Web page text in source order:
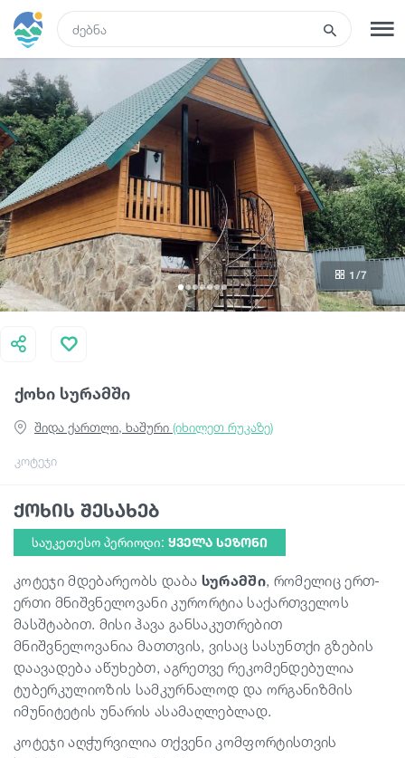
რეგისტრაცია შესვლა
რა ვნახოთ
ტურები
მარშრუტები
სასტუმროები
კვება და ღვინო
სტატიები
ივენთები
დაგეგმე მოგზაურობა
საქართველო
ქოხი სურამში
კოტეჯი
შიდა ქართლი, ხაშური (იხილეთ რუკაზე)
1 /7
ქოხის შესახებ
საუკეთესო პერიოდი: ᲧᲕᲔᲚᲐ ᲡᲔᲖᲝᲜᲘ
კოტეჯი მდებარეობს დაბა სურამში, რომელიც ერთ-
ერთი მნიშვნელოვანი კურორტია საქართველოს
მასშტაბით. მისი ჰავა განსაკუთრებით
მნიშვნელოვანია მათთვის, ვისაც სასუნთქი გზების
დაავადება აწუხებთ, აგრეთვე რეკომენდებულია
ტუბერკულიოზის სამკურნალოდ და ორგანიზმის
იმუნიტეტის უნარის ასამაღლებლად.
კოტეჯი აღჭურვილია თქვენი კომფორტისთვის